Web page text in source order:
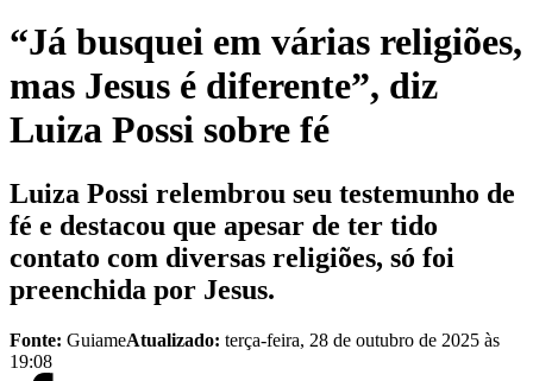
“Já busquei em várias religiões,
mas Jesus é diferente”, diz
Luiza Possi sobre fé
Luiza Possi relembrou seu testemunho de
fé e destacou que apesar de ter tido
contato com diversas religiões, só foi
preenchida por Jesus.
Fonte: GuiameAtualizado: terça-feira, 28 de outubro de 2025 às
19:08